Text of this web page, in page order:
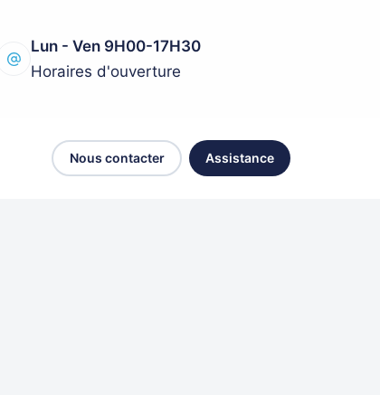
Lun - Ven 9H00-17H30
Horaires d'ouverture
Nous contacter Assistance